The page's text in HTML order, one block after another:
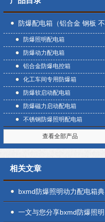
防爆配电箱（铝合金 钢板 不
锈钢）
防爆照明配电箱
防爆动力配电箱
铝合金防爆电控箱
化工车间专用防爆箱
防爆软启动配电箱
防爆磁力启动配电箱
不锈钢防爆照明配电箱
查看全部产品
相关文章
bxmd防爆照明动力配电箱典
型故障相应的解决方法分享
一文与您分享bxmd防爆照明